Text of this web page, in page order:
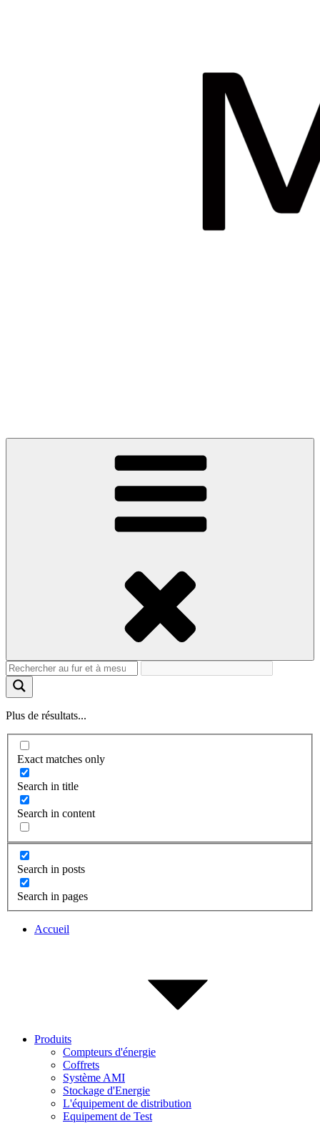
Plus de résultats...
Exact matches only
Search in title
Search in content
Search in posts
Search in pages
Accueil
Produits
Compteurs d'énergie
Coffrets
Système AMI
Stockage d'Energie
L'équipement de distribution
Equipement de Test